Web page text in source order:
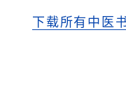
下载所有中医